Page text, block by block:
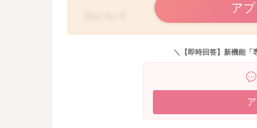
調べてみるとわかるとは思います。
小さい頃に受けていたとしても抗体が低く
これは調べてみないとわからないことになり
ア
＼【即時回答】新機能「